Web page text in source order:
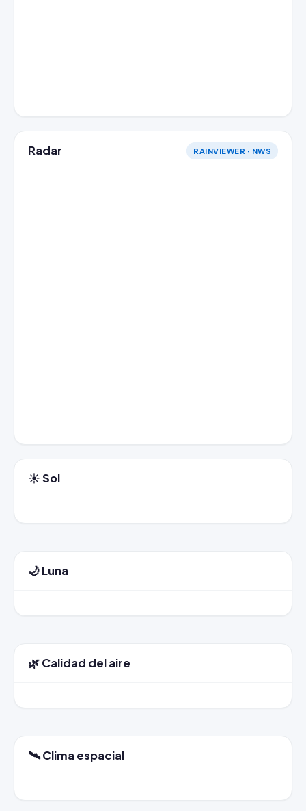
Radar RAINVIEWER · NWS
☀️ Sol
🌙 Luna
🌿 Calidad del aire
🛰️ Clima espacial